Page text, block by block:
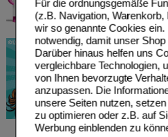
Für die ordnungsgemäße
(z.B. Navigation,
wir so genannte Cookies
notwendig, damit unser
Darüber hinaus helfen uns
vergleichbare Technologien,
von Ihnen bevorzugte
anzupassen. Die
unsere Seiten nutzen,
zu optimieren oder z.B. auf
Werbung einblenden zu